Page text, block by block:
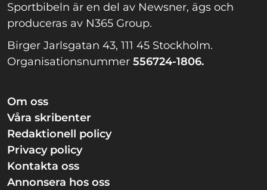
Sportbibeln är en del av Newsner, ägs och
produceras av N365 Group.
Birger Jarlsgatan 43, 111 45 Stockholm.
Organisationsnummer 556724-1806.
Om oss
Våra skribenter
Redaktionell policy
Privacy policy
Kontakta oss
Annonsera hos oss